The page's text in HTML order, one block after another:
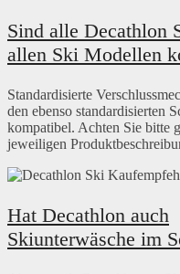
Sind alle Decathlon
allen Ski Modellen
Standardisierte
den ebenso standardisierten
kompatibel. Achten Sie bitte
jeweiligen
Hat Decathlon auch
Skiunterwäsche im